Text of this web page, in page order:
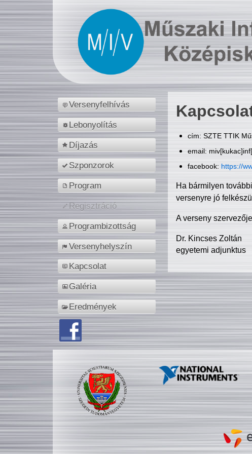
Versenyfelhívás
Lebonyolítás
Díjazás
Szponzorok
Program
Regisztráció
Programbizottság
Versenyhelyszín
Kapcsolat
Galéria
Eredmények
cím: SZTE TTIK
email:
facebook: https://
Ha bármilyen
versenyre jó
A verseny
Dr. Kincses Zoltán
egyetemi adjunktus